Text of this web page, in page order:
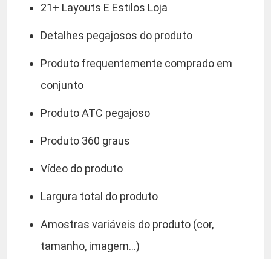
21+ Layouts E Estilos Loja
Detalhes pegajosos do produto
Produto frequentemente comprado em
conjunto
Produto ATC pegajoso
Produto 360 graus
Vídeo do produto
Largura total do produto
Amostras variáveis do produto (cor,
tamanho, imagem…)